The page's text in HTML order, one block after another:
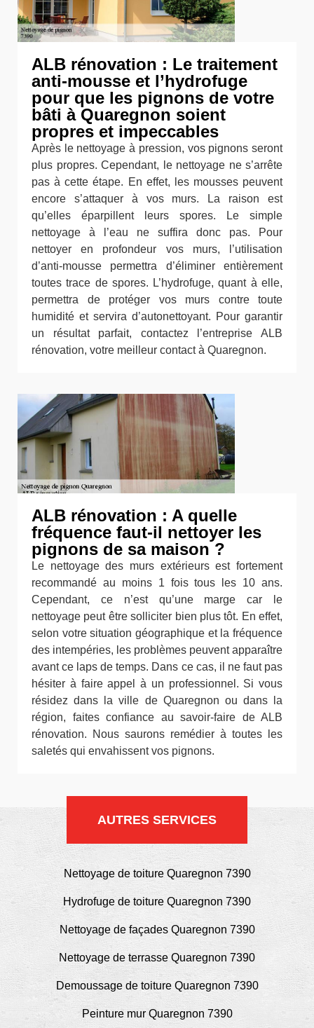
ALB rénovation : Le traitement
anti-mousse et l’hydrofuge
pour que les pignons de votre
bâti à Quaregnon soient
propres et impeccables
Après le nettoyage à pression, vos pignons seront
plus propres. Cependant, le nettoyage ne s’arrête
pas à cette étape. En effet, les mousses peuvent
encore s’attaquer à vos murs. La raison est
qu’elles éparpillent leurs spores. Le simple
nettoyage à l’eau ne suffira donc pas. Pour
nettoyer en profondeur vos murs, l’utilisation
d’anti-mousse permettra d’éliminer entièrement
toutes trace de spores. L’hydrofuge, quant à elle,
permettra de protéger vos murs contre toute
humidité et servira d’autonettoyant. Pour garantir
un résultat parfait, contactez l’entreprise ALB
rénovation, votre meilleur contact à Quaregnon.
ALB rénovation : A quelle
fréquence faut-il nettoyer les
pignons de sa maison ?
Le nettoyage des murs extérieurs est fortement
recommandé au moins 1 fois tous les 10 ans.
Cependant, ce n’est qu’une marge car le
nettoyage peut être solliciter bien plus tôt. En effet,
selon votre situation géographique et la fréquence
des intempéries, les problèmes peuvent apparaître
avant ce laps de temps. Dans ce cas, il ne faut pas
hésiter à faire appel à un professionnel. Si vous
résidez dans la ville de Quaregnon ou dans la
région, faites confiance au savoir-faire de ALB
rénovation. Nous saurons remédier à toutes les
saletés qui envahissent vos pignons.
AUTRES SERVICES
Nettoyage de toiture Quaregnon 7390
Hydrofuge de toiture Quaregnon 7390
Nettoyage de façades Quaregnon 7390
Nettoyage de terrasse Quaregnon 7390
Demoussage de toiture Quaregnon 7390
Peinture mur Quaregnon 7390